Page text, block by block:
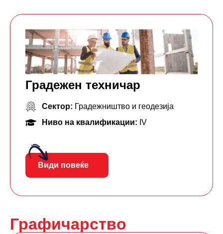
Градежен техничар
Сектор: Градежништво и геодезија
Ниво на квалификации: IV
Види повеќе
Графичарство